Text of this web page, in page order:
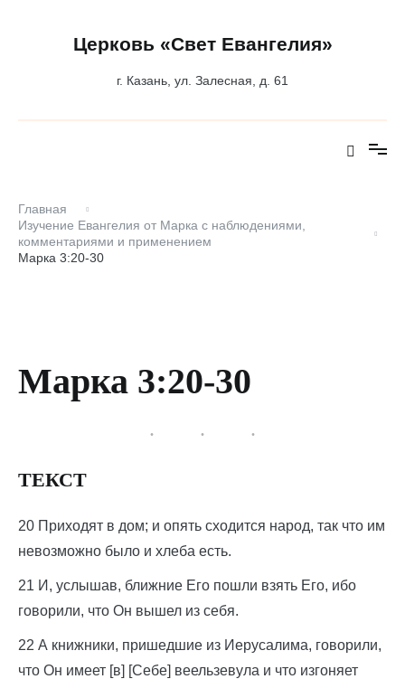
содержимомуЦерковь «Свет Евангелия»
г. Казань, ул. Залесная, д. 61
Главная
Изучение Евангелия от Марка с наблюдениями,
комментариями и применением
Марка 3:20-30
Марка 3:20-30
ТЕКСТ
20 Приходят в дом; и опять сходится народ, так что им
невозможно было и хлеба есть.
21 И, услышав, ближние Его пошли взять Его, ибо
говорили, что Он вышел из себя.
22 А книжники, пришедшие из Иерусалима, говорили,
что Он имеет [в] [Себе] веельзевула и что изгоняет